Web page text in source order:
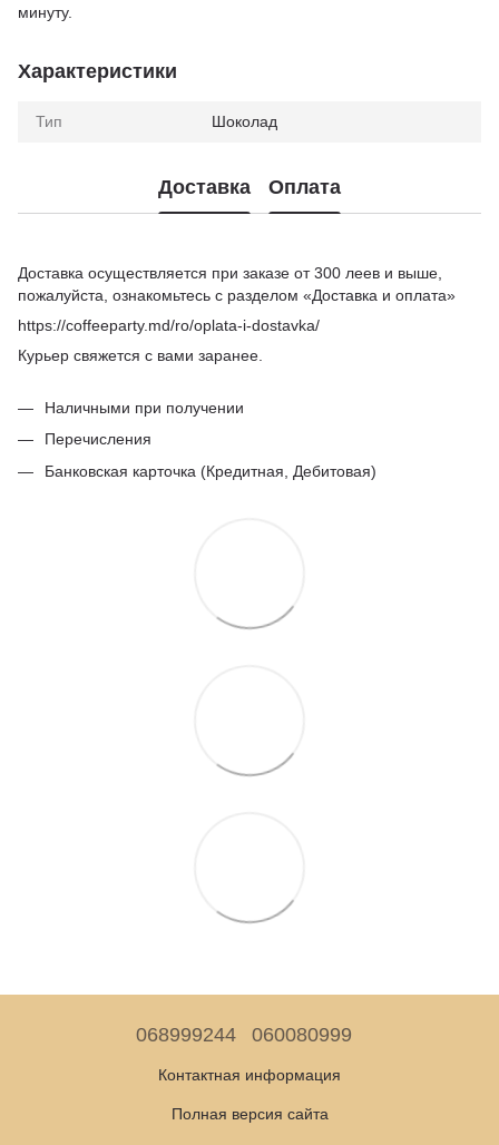
минуту.
Характеристики
Тип Шоколад
Доставка Оплата
Доставка осуществляется при заказе от 300 леев и выше,
пожалуйста, ознакомьтесь с разделом «Доставка и оплата»
https://coffeeparty.md/ro/oplata-i-dostavka/
Курьер свяжется с вами заранее.
Наличными при получении
Перечисления
Банковская карточка (Кредитная, Дебитовая)
068999244 060080999
Контактная информация
Полная версия сайта